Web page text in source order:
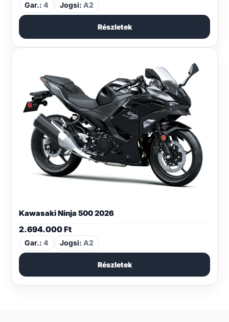
-
3.168.000 Ft
Gar.: 4 Jogsi: A2
Részletek
Kawasaki Ninja 500 2026
2.694.000Ft
Gar.: 4 Jogsi: A2
Részletek